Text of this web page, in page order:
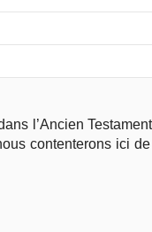
l’Ancien
contenterons ici